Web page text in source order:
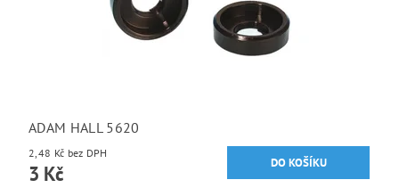
ADAM HALL 5620
2,48 Kč bez DPH
3 Kč